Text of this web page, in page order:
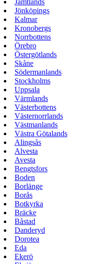
Jämtlands
Jönköpings
Kalmar
Kronobergs
Norrbottens
Örebro
Östergötlands
Skåne
Södermanlands
Stockholms
Uppsala
Värmlands
Västerbottens
Västernorrlands
Västmanlands
Västra Götalands
Alingsås
Alvesta
Avesta
Bengtsfors
Boden
Borlänge
Borås
Botkyrka
Bräcke
Båstad
Danderyd
Dorotea
Eda
Ekerö